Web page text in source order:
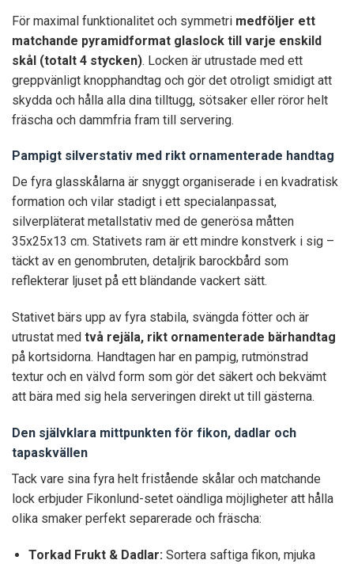
För maximal funktionalitet och symmetri medföljer ett
matchande pyramidformat glaslock till varje enskild
skål (totalt 4 stycken). Locken är utrustade med ett
greppvänligt knopphandtag och gör det otroligt smidigt att
skydda och hålla alla dina tilltugg, sötsaker eller röror helt
fräscha och dammfria fram till servering.
Pampigt silverstativ med rikt ornamenterade handtag
De fyra glasskålarna är snyggt organiserade i en kvadratisk
formation och vilar stadigt i ett specialanpassat,
silverpläterat metallstativ med de generösa måtten
35x25x13 cm. Stativets ram är ett mindre konstverk i sig –
täckt av en genombruten, detaljrik barockbård som
reflekterar ljuset på ett bländande vackert sätt.
Stativet bärs upp av fyra stabila, svängda fötter och är
utrustat med två rejäla, rikt ornamenterade bärhandtag
på kortsidorna. Handtagen har en pampig, rutmönstrad
textur och en välvd form som gör det säkert och bekvämt
att bära med sig hela serveringen direkt ut till gästerna.
Den självklara mittpunkten för fikon, dadlar och
tapaskvällen
Tack vare sina fyra helt fristående skålar och matchande
lock erbjuder Fikonlund-setet oändliga möjligheter att hålla
olika smaker perfekt separerade och fräscha:
Torkad Frukt & Dadlar:Sortera saftiga fikon, mjuka